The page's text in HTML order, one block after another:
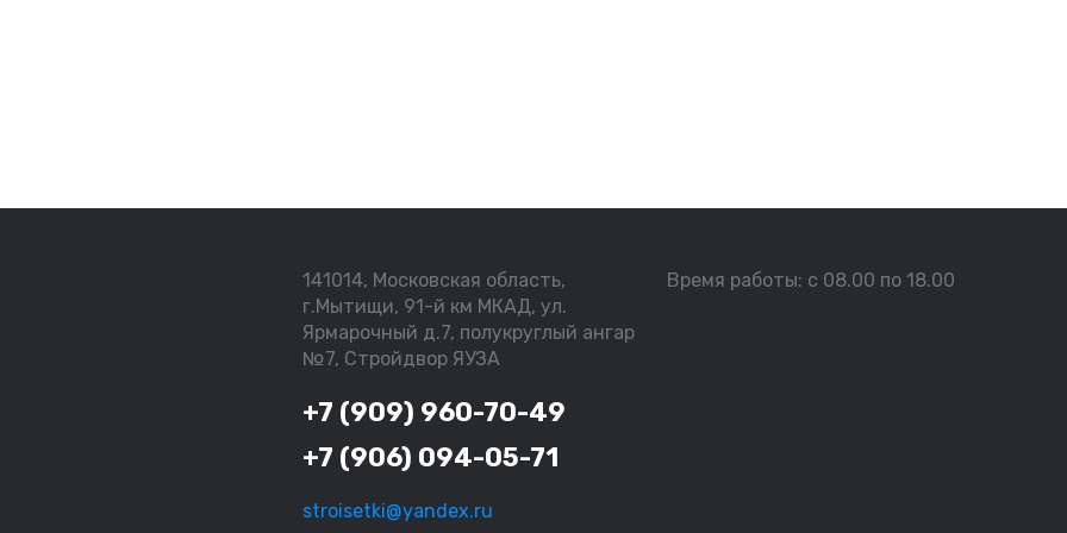
141014, Московская область,
г.Мытищи, 91-й км МКАД, ул.
Ярмарочный д.7, полукруглый ангар
№7, Стройдвор ЯУЗА
+7 (909) 960-70-49
+7 (906) 094-05-71
stroisetki@yandex.ru
Время работы: c 08.00 по 18.00